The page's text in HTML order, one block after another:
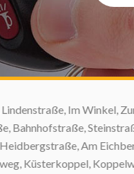
Im Winkel, Zum
Steinstraße,
Am Eichberg,
Koppelweg,